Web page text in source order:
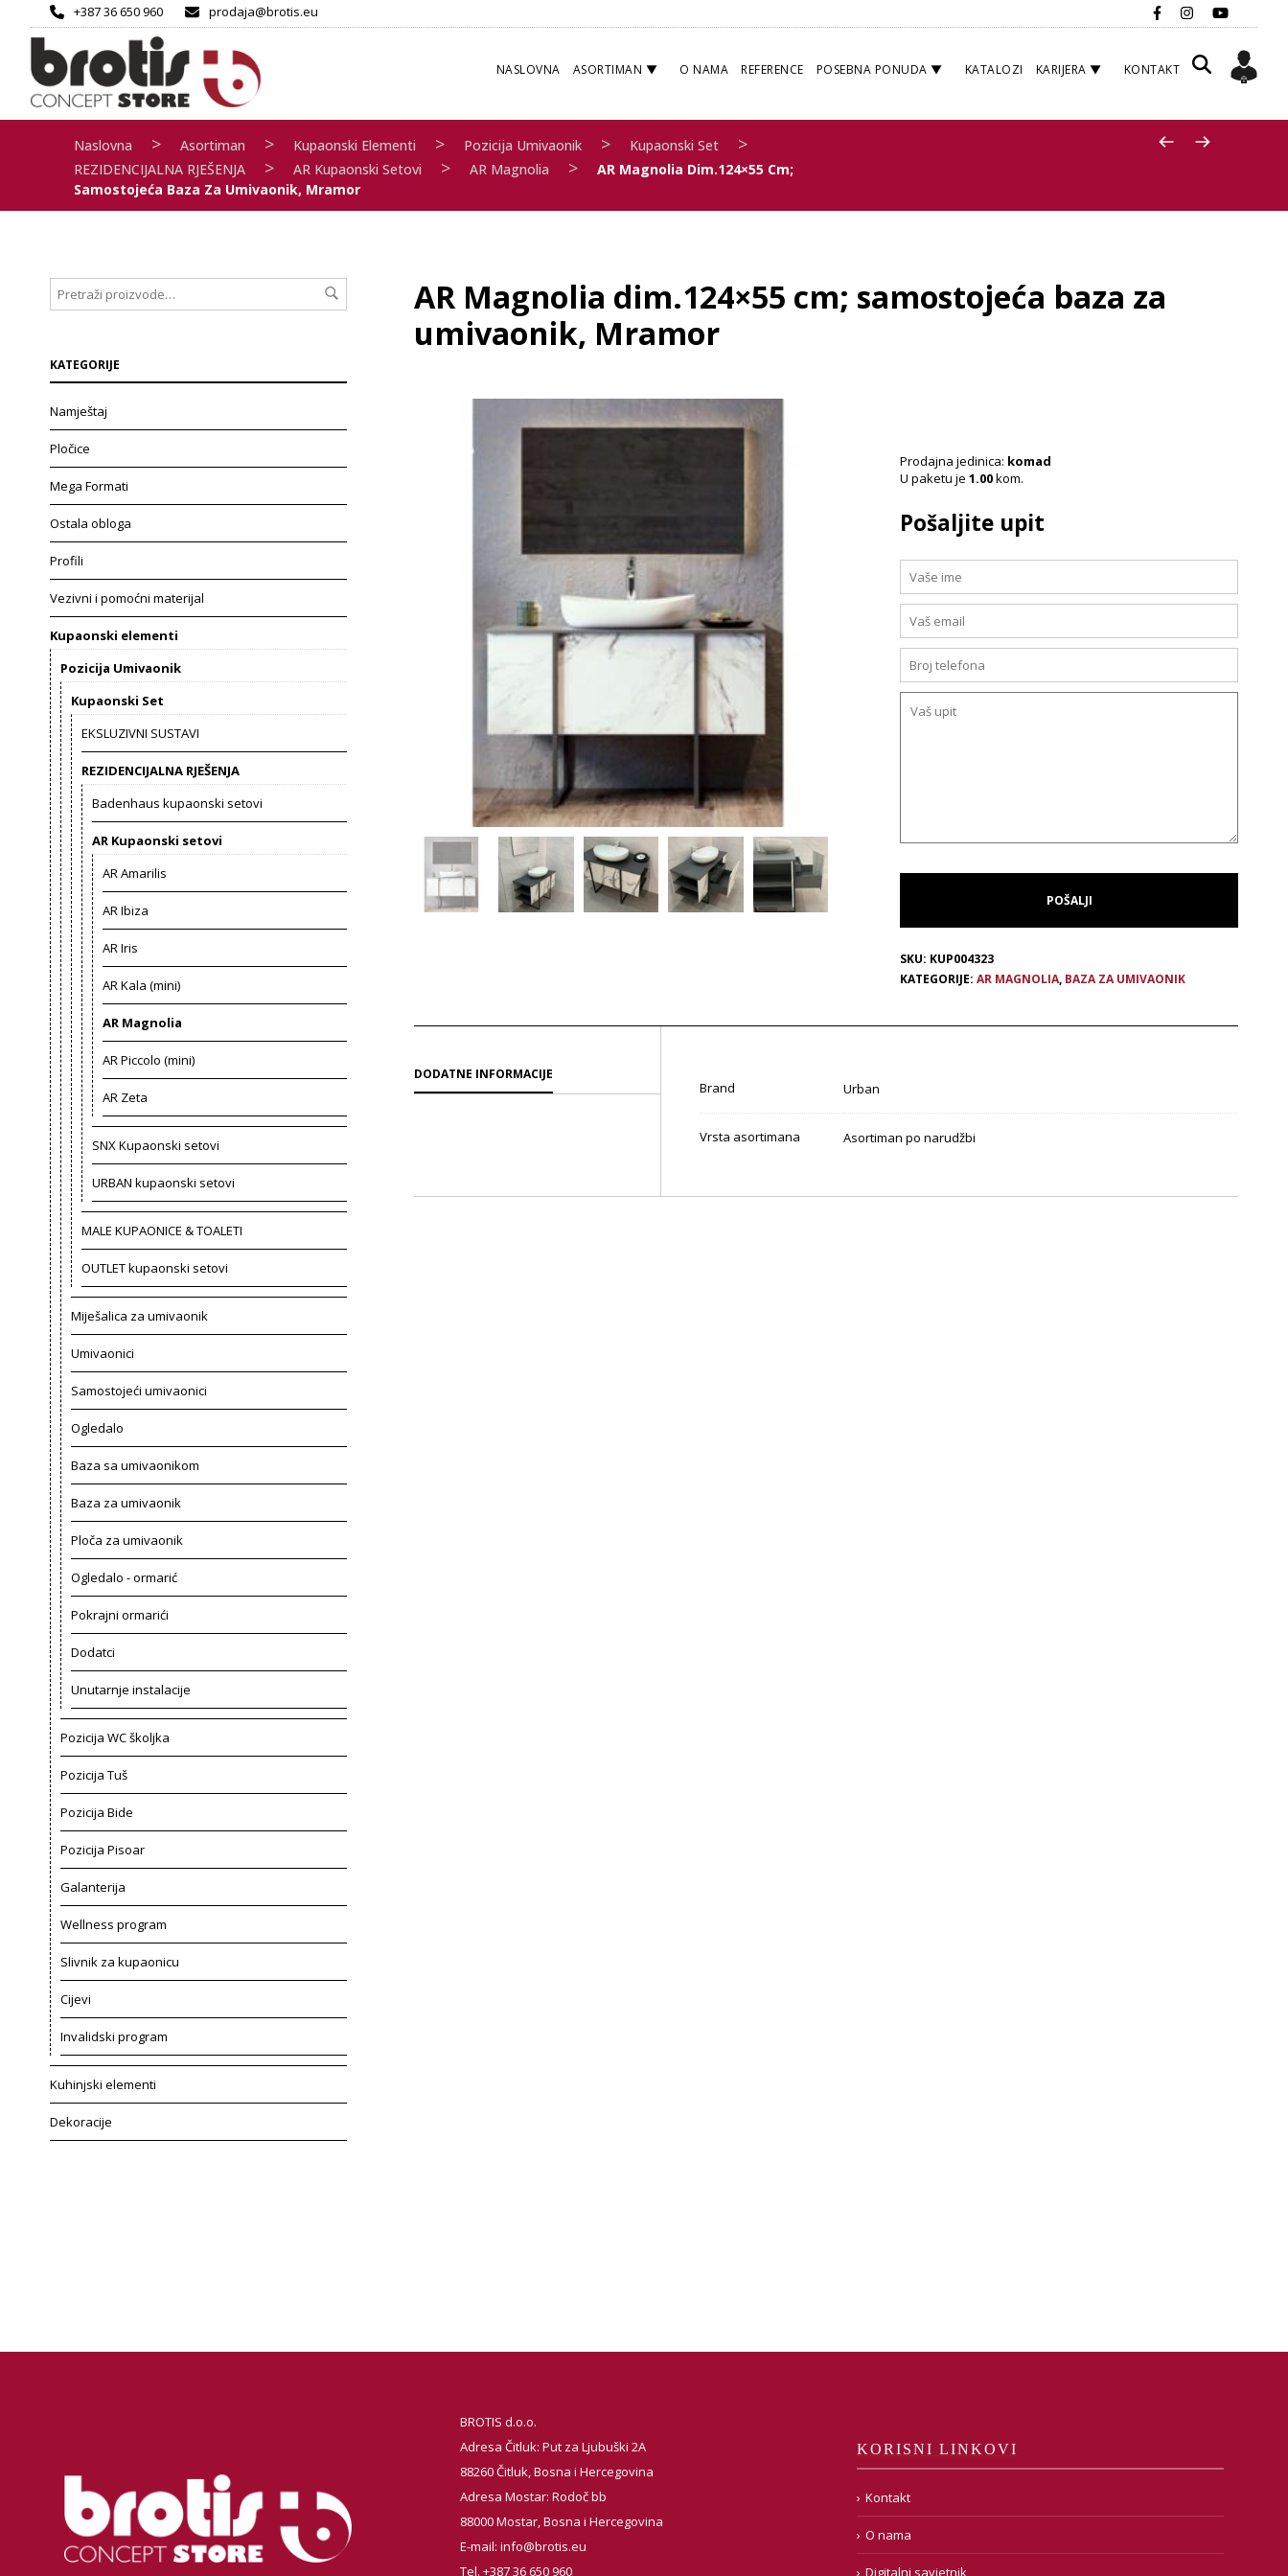
+387 36 650 960 prodaja@brotis.eu
NASLOVNA ASORTIMAN O NAMA REFERENCE POSEBNA PONUDA KATALOZI KARIJERA KONTAKT
Naslovna > Asortiman > Kupaonski Elementi > Pozicija Umivaonik > Kupaonski Set >
REZIDENCIJALNA RJEŠENJA > AR Kupaonski Setovi > AR Magnolia >
AR Magnolia Dim.124×55 Cm;
Samostojeća Baza Za Umivaonik, Mramor
AR Magnolia dim.124×55 cm; samostojeća baza za
umivaonik, Mramor
Prodajna jedinica: komad
U paketu je1.00kom.
Pošaljite upit
SKU: KUP004323
KATEGORIJE:AR MAGNOLIA, BAZA ZA UMIVAONIK
DODATNE INFORMACIJE
Brand Urban
Vrsta asortimana Asortiman po narudžbi
KATEGORIJE
Namještaj
Pločice
Mega Formati
Ostala obloga
Profili
Vezivni i pomoćni materijal
Kupaonski elementi
Pozicija Umivaonik
Kupaonski Set
EKSLUZIVNI SUSTAVI
REZIDENCIJALNA RJEŠENJA
Badenhaus kupaonski setovi
AR Kupaonski setovi
AR Amarilis
AR Ibiza
AR Iris
AR Kala (mini)
AR Magnolia
AR Piccolo (mini)
AR Zeta
SNX Kupaonski setovi
URBAN kupaonski setovi
MALE KUPAONICE & TOALETI
OUTLET kupaonski setovi
Miješalica za umivaonik
Umivaonici
Samostojeći umivaonici
Ogledalo
Baza sa umivaonikom
Baza za umivaonik
Ploča za umivaonik
Ogledalo - ormarić
Pokrajni ormarići
Dodatci
Unutarnje instalacije
Pozicija WC školjka
Pozicija Tuš
Pozicija Bide
Pozicija Pisoar
Galanterija
Wellness program
Slivnik za kupaonicu
Cijevi
Invalidski program
Kuhinjski elementi
Dekoracije
BROTIS d.o.o.
Adresa Čitluk: Put za Ljubuški 2A
88260 Čitluk, Bosna i Hercegovina
Adresa Mostar: Rodoč bb
88000 Mostar, Bosna i Hercegovina
E-mail:info@brotis.eu
Tel. +387 36 650 960
KORISNI LINKOVI
Kontakt
O nama
Digitalni savjetnik